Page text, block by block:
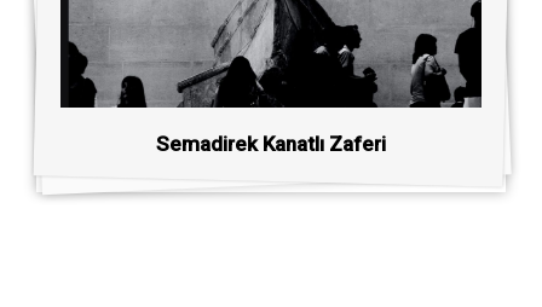
Semadirek Kanatlı Zaferi